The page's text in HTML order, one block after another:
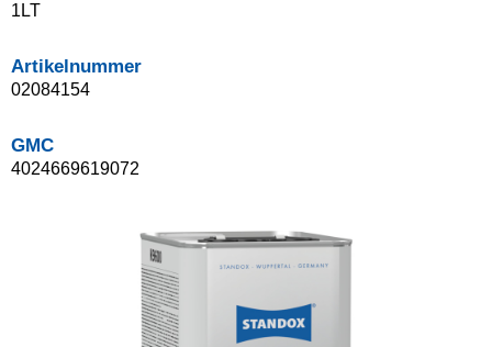
1LT
Artikelnummer
02084154
GMC
4024669619072